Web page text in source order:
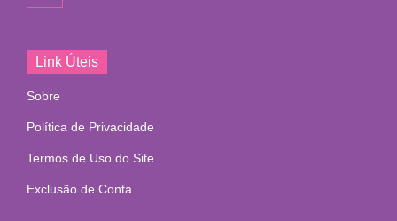
Link Úteis
Sobre
Política de Privacidade
Termos de Uso do Site
Exclusão de Conta